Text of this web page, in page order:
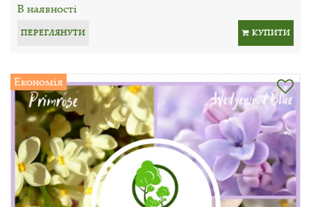
В наявності
ПЕРЕГЛЯНУТИ КУПИТИ
Економія